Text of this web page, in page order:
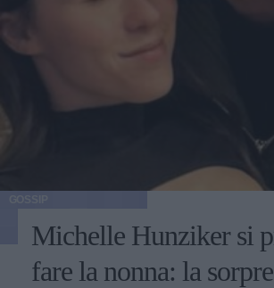
Michelle Hunziker si
fare la nonna: la